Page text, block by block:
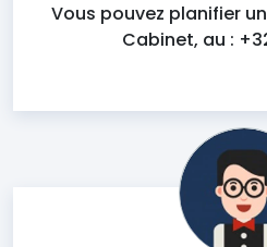
Vous pouvez planifier
Cabinet, au :